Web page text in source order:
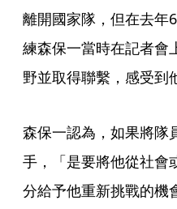
離開國家隊，但在去年
練森保一當時在記者會
野並取得聯繫，感受到
森保一認為，如果將隊
手，「是要將他從社會
分給予他重新挑戰的機